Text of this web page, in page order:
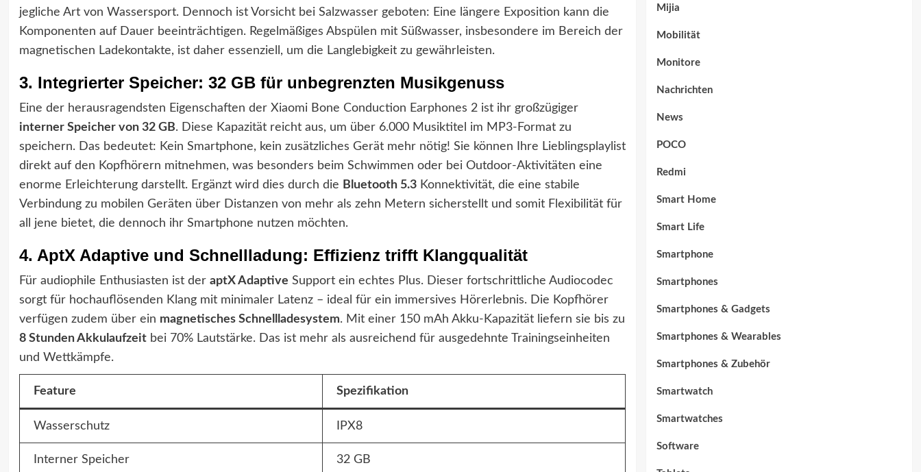
jegliche Art von Wassersport. Dennoch ist Vorsicht bei Salzwasser geboten: Eine längere Exposition kann die
Komponenten auf Dauer beeinträchtigen. Regelmäßiges Abspülen mit Süßwasser, insbesondere im Bereich der
magnetischen Ladekontakte, ist daher essenziell, um die Langlebigkeit zu gewährleisten.
3. Integrierter Speicher: 32 GB für unbegrenzten Musikgenuss
Eine der herausragendsten Eigenschaften der Xiaomi Bone Conduction Earphones 2 ist ihr großzügiger
interner Speicher von 32 GB. Diese Kapazität reicht aus, um über 6.000 Musiktitel im MP3-Format zu
speichern. Das bedeutet: Kein Smartphone, kein zusätzliches Gerät mehr nötig! Sie können Ihre Lieblingsplaylist
direkt auf den Kopfhörern mitnehmen, was besonders beim Schwimmen oder bei Outdoor-Aktivitäten eine
enorme Erleichterung darstellt. Ergänzt wird dies durch die Bluetooth 5.3Konnektivität, die eine stabile
Verbindung zu mobilen Geräten über Distanzen von mehr als zehn Metern sicherstellt und somit Flexibilität für
all jene bietet, die dennoch ihr Smartphone nutzen möchten.
4. AptX Adaptive und Schnellladung: Effizienz trifft Klangqualität
Für audiophile Enthusiasten ist der aptX Adaptive Support ein echtes Plus. Dieser fortschrittliche Audiocodec
sorgt für hochauflösenden Klang mit minimaler Latenz – ideal für ein immersives Hörerlebnis. Die Kopfhörer
verfügen zudem über ein magnetisches Schnellladesystem. Mit einer 150 mAh Akku-Kapazität liefern sie bis zu
8 Stunden Akkulaufzeitbei 70% Lautstärke. Das ist mehr als ausreichend für ausgedehnte Trainingseinheiten
und Wettkämpfe.
Feature Spezifikation
Wasserschutz IPX8
Interner Speicher 32 GB
Mijia
Mobilität
Monitore
Nachrichten
News
POCO
Redmi
Smart Home
Smart Life
Smartphone
Smartphones
Smartphones & Gadgets
Smartphones & Wearables
Smartphones & Zubehör
Smartwatch
Smartwatches
Software